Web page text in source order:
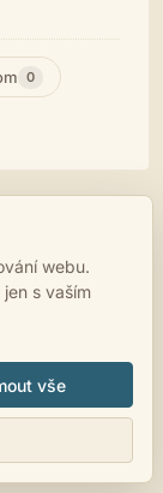
0
webu.
s vaším
vše